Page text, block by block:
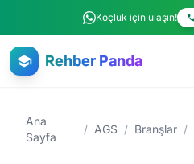
Ana içeriğe atlaKoçluk için ulaşın!
Rehber Panda
Ana
Sayfa
/ AGS / Branşlar /